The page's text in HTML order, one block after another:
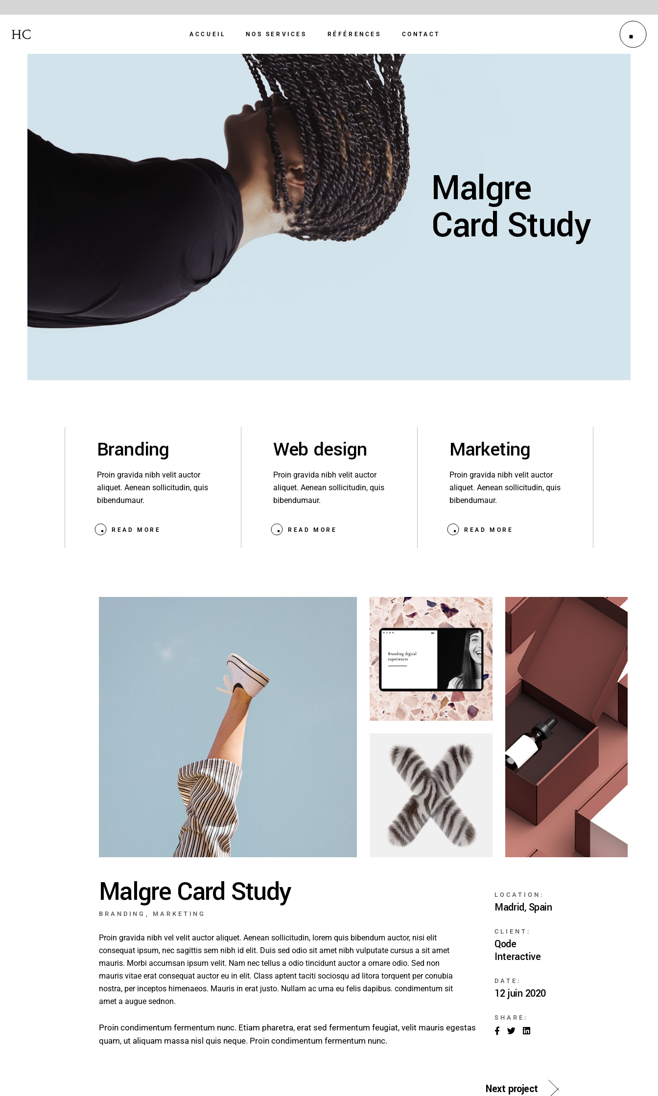
ACCUEIL NOS SERVICES RÉFÉRENCES CONTACT
Malgre
Card Study
Branding
Proin gravida nibh velit auctor
aliquet. Aenean sollicitudin, quis
bibendumaur.
READ MORE
Web design
Proin gravida nibh velit auctor
aliquet. Aenean sollicitudin, quis
bibendumaur.
READ MORE
Marketing
Proin gravida nibh velit auctor
aliquet. Aenean sollicitudin, quis
bibendumaur.
READ MORE
Malgre Card Study
BRANDING MARKETING
Proin gravida nibh vel velit auctor aliquet. Aenean sollicitudin, lorem quis bibendum auctor, nisi elit
consequat ipsum, nec sagittis sem nibh id elit. Duis sed odio sit amet nibh vulputate cursus a sit amet
mauris. Morbi accumsan ipsum velit. Nam nec tellus a odio tincidunt auctor a ornare odio. Sed non
mauris vitae erat consequat auctor eu in elit. Class aptent taciti sociosqu ad litora torquent per conubia
nostra, per inceptos himenaeos. Mauris in erat justo. Nullam ac urna eu felis dapibus. condimentum sit
amet a augue sednon.
Proin condimentum fermentum nunc. Etiam pharetra, erat sed fermentum feugiat, velit mauris egestas
quam, ut aliquam massa nisl quis neque. Proin condimentum fermentum nunc.
LOCATION:
Madrid, Spain
CLIENT:
Qode
Interactive
DATE:
12 juin 2020
SHARE:
Next project